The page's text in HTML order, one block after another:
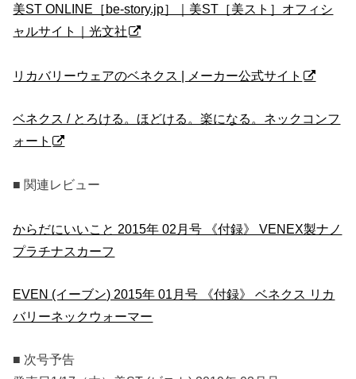
美ST ONLINE［be-story.jp］｜美ST［美スト］オフィシ
ャルサイト｜光文社
リカバリーウェアのベネクス | メーカー公式サイト
ベネクス / とろける。ほどける。楽になる。ネックコンフ
ォート
■ 関連レビュー
からだにいいこと 2015年 02月号 《付録》 VENEX製ナノ
プラチナスカーフ
EVEN (イーブン) 2015年 01月号 《付録》 ベネクス リカ
バリーネックウォーマー
■ 次号予告